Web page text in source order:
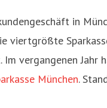
in
vergangenen
München.